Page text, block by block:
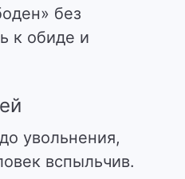
без
к обиде и
увольнения,
вспыльчив.